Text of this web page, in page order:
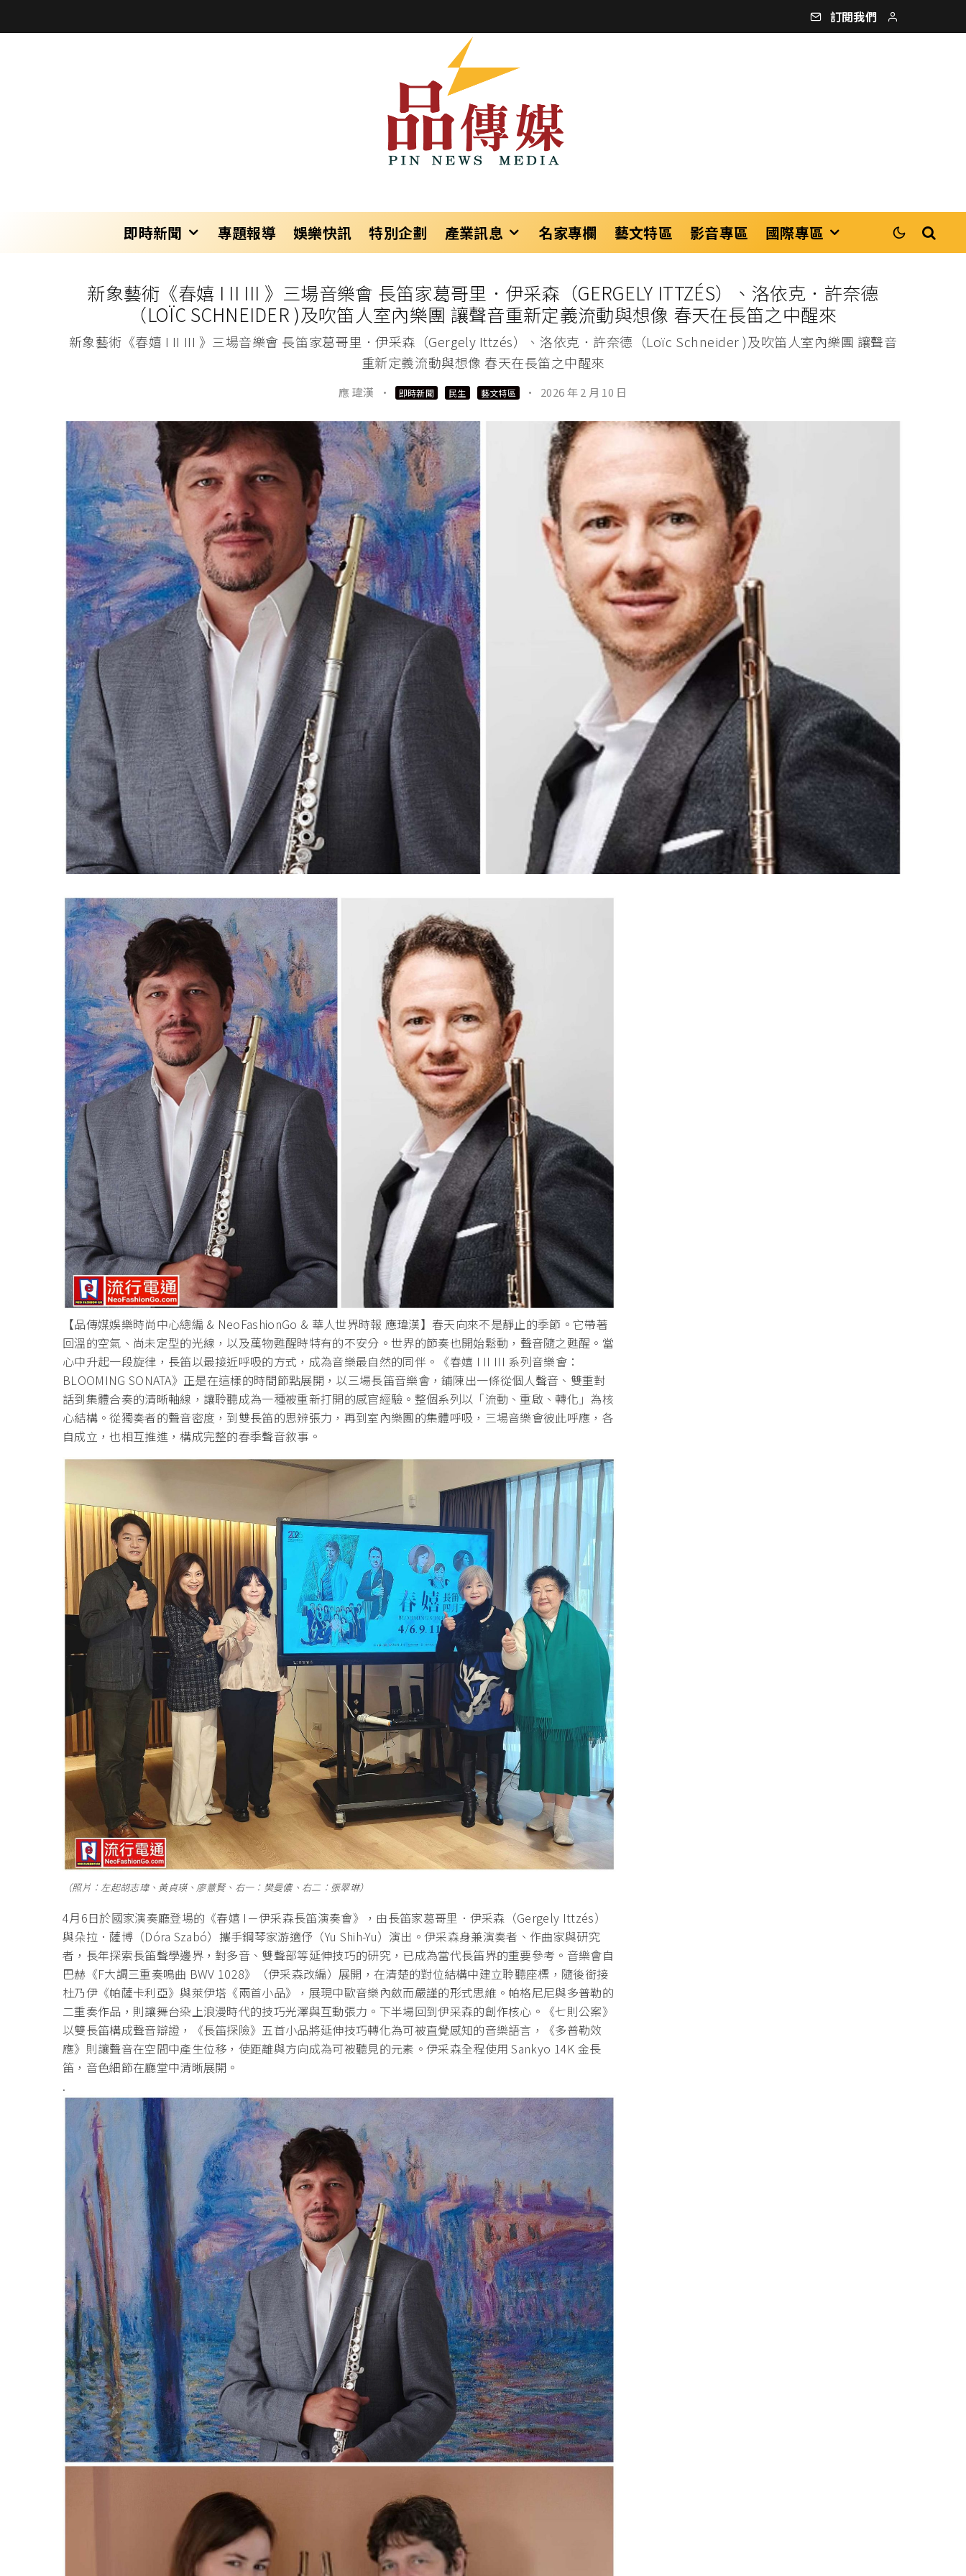
訂閱我們
即時新聞 專題報導 娛樂快訊 特別企劃 產業訊息 名家專欄 藝文特區 影音專區 國際專區
新象藝術《春嬉 I II III 》三場音樂會 長笛家葛哥里．伊采森（GERGELY ITTZÉS）、洛依克．許奈德
（LOÏC SCHNEIDER )及吹笛人室內樂團 讓聲音重新定義流動與想像 春天在長笛之中醒來
新象藝術《春嬉 I II III 》三場音樂會 長笛家葛哥里．伊采森（Gergely Ittzés）、洛依克．許奈德（Loïc Schneider )及吹笛人室內樂團 讓聲音
重新定義流動與想像 春天在長笛之中醒來
應 瑋漢 · 即時新聞 民生 藝文特區 · 2026 年 2 月 10 日
【品傳媒娛樂時尚中心總編 & NeoFashionGo & 華人世界時報 應瑋漢】春天向來不是靜止的季節。它帶著
回溫的空氣、尚未定型的光線， 以及萬物甦醒時特有的不安分。世界的節奏也開始鬆動， 聲音隨之甦醒。當
心中升起一段旋律，長笛以最接近呼吸的方式， 成為音樂最自然的同伴。《春嬉 I II III 系列音樂會：
BLOOMING SONATA》正是在這樣的時間節點展開，以三場長笛音樂會，鋪陳出一條從個人聲音、雙重對
話到集體合奏的清晰軸線， 讓聆聽成為一種被重新打開的感官經驗。整個系列以「流動、重啟、 轉化」為核
心結構。從獨奏者的聲音密度，到雙長笛的思辨張力， 再到室內樂團的集體呼吸，三場音樂會彼此呼應，各
自成立，也相互推進，構成完整的春季聲音敘事。
（照片：左起胡志瑋、黃貞瑛、廖薏賢、右一：樊曼儂、右二：張翠琳）
4月6日於國家演奏廳登場的《春嬉 I－伊采森長笛演奏會》，由長笛家葛哥里．伊采森（Gergely Ittzés）
與朵拉．薩博（Dóra Szabó）攜手鋼琴家游適伃（Yu Shih-Yu）演出。伊采森身兼演奏者、作曲家與研究
者， 長年探索長笛聲學邊界，對多音、雙聲部等延伸技巧的研究， 已成為當代長笛界的重要參考。音樂會自
巴赫《F大調三重奏鳴曲 BWV 1028》（伊采森改編）展開， 在清楚的對位結構中建立聆聽座標，隨後銜接
杜乃伊《帕薩卡利亞》與萊伊塔《兩首小品》，展現中歐音樂內斂而嚴謹的形式思維。 帕格尼尼與多普勒的
二重奏作品， 則讓舞台染上浪漫時代的技巧光澤與互動張力。 下半場回到伊采森的創作核心。《七則公案》
以雙長笛構成聲音辯證，《長笛探險》 五首小品將延伸技巧轉化為可被直覺感知的音樂語言，《多普勒效
應》則讓聲音在空間中產生位移， 使距離與方向成為可被聽見的元素。伊采森全程使用 Sankyo 14K 金長
笛，音色細節在廳堂中清晰展開。
.